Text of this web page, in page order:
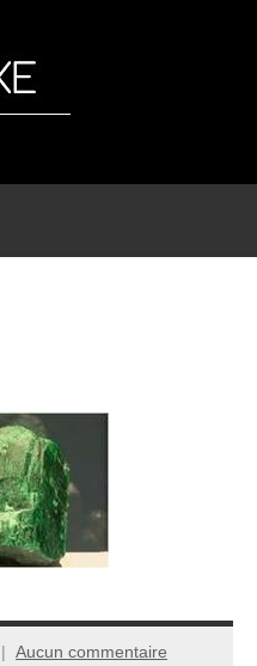
Aucun commentaire